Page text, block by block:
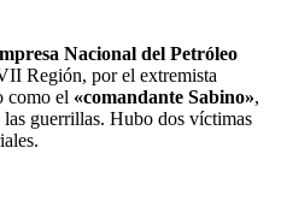
Nacional del Petróleo
Región, por el extremista
como el «comandante Sabino»,
guerrillas. Hubo dos víctimas